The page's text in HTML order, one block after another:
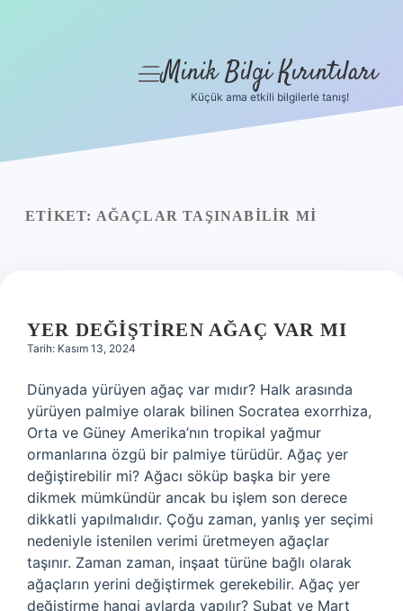
Yasal Uyarı
menüyü
Minik Bilgi Kırıntıları
Küçük ama etkili bilgilerle tanış!
ETIKET: AĞAÇLAR TAŞINABILIR MI
YER DEĞIŞTIREN AĞAÇ VAR MI
Tarih: Kasım 13, 2024
Dünyada yürüyen ağaç var mıdır? Halk arasında
yürüyen palmiye olarak bilinen Socratea exorrhiza,
Orta ve Güney Amerika’nın tropikal yağmur
ormanlarına özgü bir palmiye türüdür. Ağaç yer
değiştirebilir mi? Ağacı söküp başka bir yere
dikmek mümkündür ancak bu işlem son derece
dikkatli yapılmalıdır. Çoğu zaman, yanlış yer seçimi
nedeniyle istenilen verimi üretmeyen ağaçlar
taşınır. Zaman zaman, inşaat türüne bağlı olarak
ağaçların yerini değiştirmek gerekebilir. Ağaç yer
değiştirme hangi aylarda yapılır? Şubat ve Mart